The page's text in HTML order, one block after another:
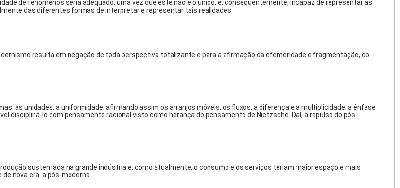
de fenômenos seria adequado, uma vez que este não é o único, e, consequentemente, incapaz de representar as
das diferentes formas de interpretar e representar tais realidades.
resulta em negação de toda perspectiva totalizante e para a afirmação da efemeridade e fragmentação, do
as unidades, a uniformidade, afirmando assim os arranjos móveis, os fluxos, a diferença e a multiplicidade; a ênfase
discipliná-lo com pensamento racional visto como herança do pensamento de Nietzsche. Daí, a repulsa do pós-
sustentada na grande indústria e, como atualmente, o consumo e os serviços teriam maior espaço e mais
nova era: a pós-moderna.